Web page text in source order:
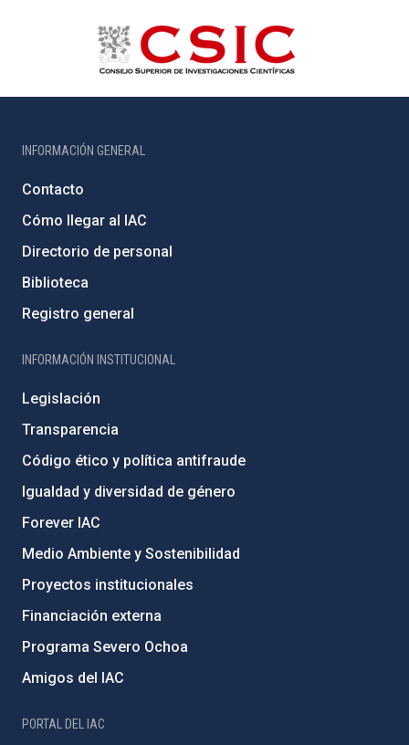
INFORMACIÓN GENERAL
Contacto
Cómo llegar al IAC
Directorio de personal
Biblioteca
Registro general
INFORMACIÓN INSTITUCIONAL
Legislación
Transparencia
Código ético y política antifraude
Igualdad y diversidad de género
Forever IAC
Medio Ambiente y Sostenibilidad
Proyectos institucionales
Financiación externa
Programa Severo Ochoa
Amigos del IAC
PORTAL DEL IAC